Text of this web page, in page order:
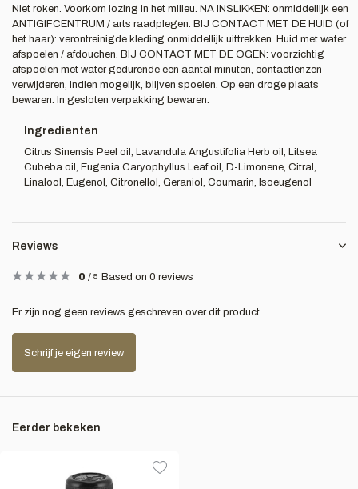
Niet roken. Voorkom lozing in het milieu. NA INSLIKKEN: onmiddellijk een
ANTIGIFCENTRUM / arts raadplegen. BIJ CONTACT MET DE HUID (of
het haar): verontreinigde kleding onmiddellijk uittrekken. Huid met water
afspoelen / afdouchen. BIJ CONTACT MET DE OGEN: voorzichtig
afspoelen met water gedurende een aantal minuten, contactlenzen
verwijderen, indien mogelijk, blijven spoelen. Op een droge plaats
bewaren. In gesloten verpakking bewaren.
Ingredienten
Citrus Sinensis Peel oil, Lavandula Angustifolia Herb oil, Litsea
Cubeba oil, Eugenia Caryophyllus Leaf oil, D-Limonene, Citral,
Linalool, Eugenol, Citronellol, Geraniol, Coumarin, Isoeugenol
Reviews
0 / 5 Based on 0 reviews
Er zijn nog geen reviews geschreven over dit product..
Schrijf je eigen review
Eerder bekeken